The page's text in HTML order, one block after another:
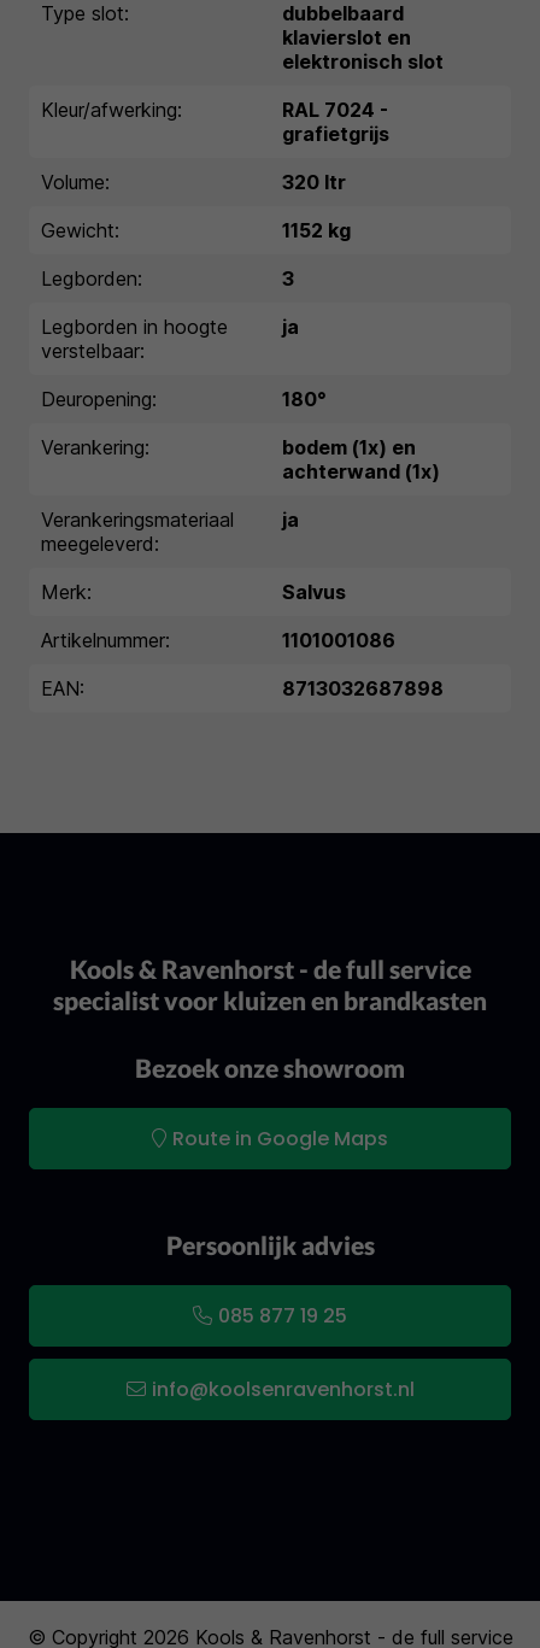
Type slot:
dubbelbaard
klavierslot en
elektronisch slot
Kleur/afwerking:
RAL 7024 -
grafietgrijs
Volume:
320 ltr
Gewicht:
1152 kg
Legborden:
3
Legborden in hoogte
verstelbaar:
ja
Deuropening:
180°
Verankering:
bodem (1x) en
achterwand (1x)
Verankeringsmateriaal
meegeleverd:
ja
Merk:
Salvus
Artikelnummer:
1101001086
EAN:
8713032687898
Kools & Ravenhorst - de full service
specialist voor kluizen en brandkasten
Bezoek onze showroom
Route in Google Maps
Persoonlijk advies
085 877 19 25
info@koolsenravenhorst.nl
© Copyright 2026 Kools & Ravenhorst - de full service